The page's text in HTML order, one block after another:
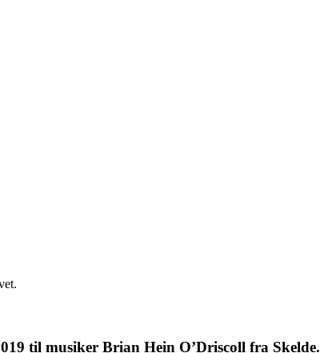
til musiker Brian Hein O’Driscoll fra Skelde.